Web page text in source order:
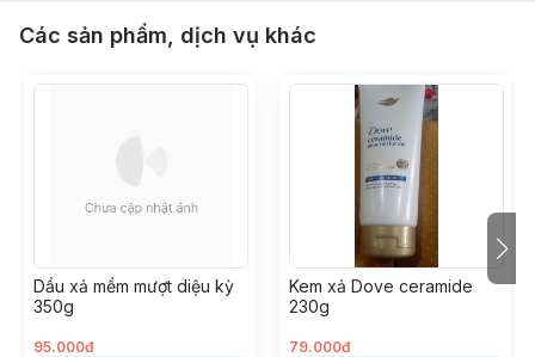
Các sản phẩm, dịch vụ khác
Dầu xả mềm mượt diệu kỳ
350g
95.000đ
Kem xả Dove ceramide
230g
79.000đ